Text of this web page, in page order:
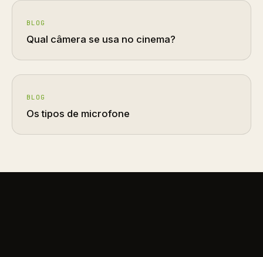
BLOG
Qual câmera se usa no cinema?
BLOG
Os tipos de microfone